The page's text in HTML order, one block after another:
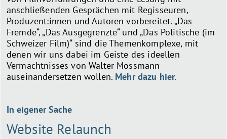
anschließenden Gesprächen mit Regisseuren,
Produzent:innen und Autoren vorbereitet. „Das
Fremde“, „Das Ausgegrenzte“ und „Das Politische (im
Schweizer Film)“ sind die Themenkomplexe, mit
denen wir uns dabei im Geiste des ideellen
Vermächtnisses von Walter Mossmann
auseinandersetzen wollen. Mehr dazu hier.
In eigener Sache
Website Relaunch